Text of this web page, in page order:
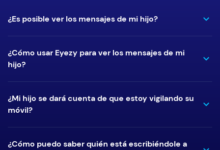
¿Es posible ver los mensajes de mi hijo?
¿Cómo usar Eyezy para ver los mensajes de mi
hijo?
¿Mi hijo se dará cuenta de que estoy vigilando su
móvil?
¿Cómo puedo saber quién está escribiéndole a